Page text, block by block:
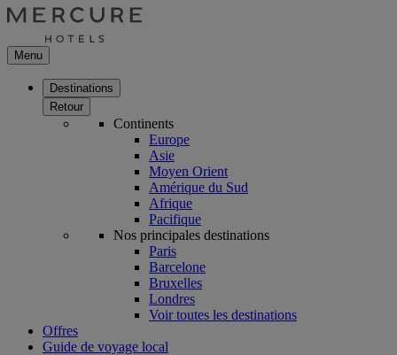
Menu
Destinations
Retour
Continents
Europe
Asie
Moyen Orient
Amérique du Sud
Afrique
Pacifique
Nos principales destinations
Paris
Barcelone
Bruxelles
Londres
Voir toutes les destinations
Offres
Guide de voyage local